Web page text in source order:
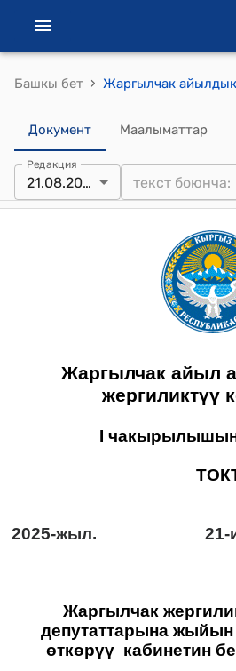
Башкы бет ›
Документ Маалыматтар
Редакция
21.08.2025